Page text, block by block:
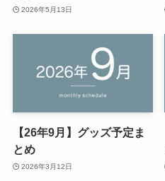
2026年5月13日
【26年9月】グッズ予定ま
とめ
2026年3月12日